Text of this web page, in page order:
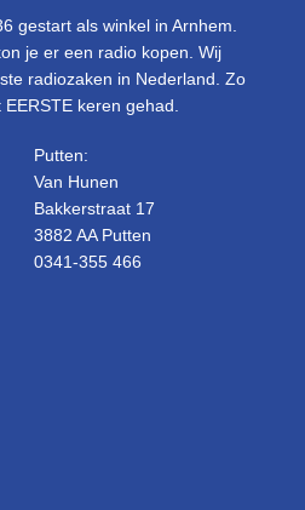
gestart als winkel in Arnhem.
je er een radio kopen. Wij
radiozaken in Nederland. Zo
keren gehad.
Putten:
Van Hunen
Bakkerstraat 17
3882 AA Putten
0341-355 466